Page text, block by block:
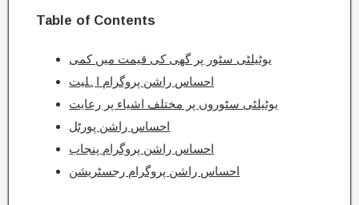
Table of Contents
یوٹیلٹی سٹور پر گھی کی قیمت میں کمی
احساس راشن پروگرام اہلیت
یوٹیلٹی سٹوروں پر مختلف اشیاء پر رعایت
احساس راشن پورٹل
احساس راشن پروگرام پنجاب
احساس راشن پروگرام رجسٹریشن